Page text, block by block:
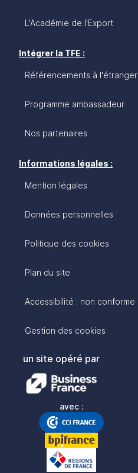
L'Académie de l'Export
Intégrer la TFE :
Référencements à l'étranger
Programme ambassadeur
Nos partenaires
Informations légales :
Mention légales
Données personnelles
Politique des cookies
Plan du site
Accessibilité : non conforme
Gestion des cookies
un site opéré par
avec :